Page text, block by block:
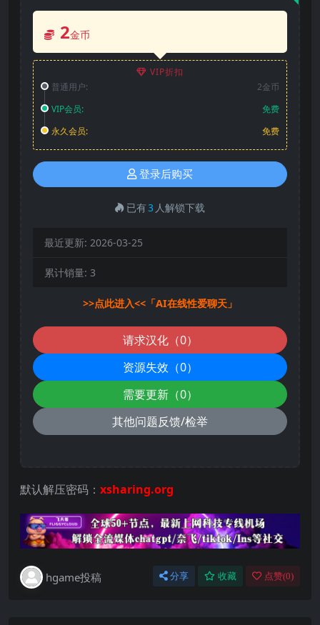
2金币
VIP折扣
普通用户:
2金币
VIP会员:
免费
永久会员:
免费
登录后购买
已有3 人解锁下载
最近更新: 2026-03-25
累计销量: 3
>>点此进入<<「AI在线性爱聊天」
请求汉化（0）
资源失效（0）
需要更新（0）
其他问题反馈/检举
默认解压密码： xsharing.org
hgame投稿 分享 收藏 点赞(0)